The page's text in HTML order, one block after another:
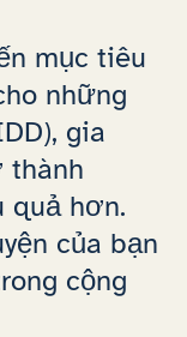
mục tiêu
những
gia
thành
quả hơn.
của bạn
cộng